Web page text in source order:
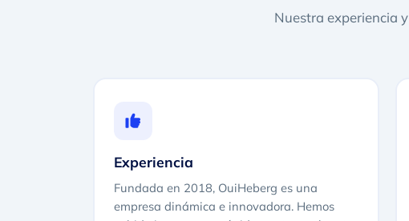
Nuestra experiencia
Experiencia
Fundada en 2018, OuiHeberg es una
empresa dinámica e innovadora. Hemos